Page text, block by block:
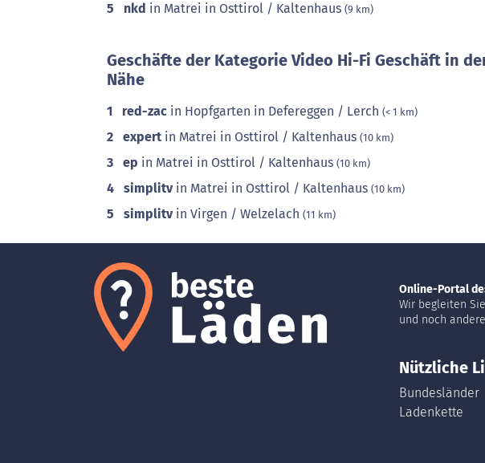
5 nkd in Matrei in Osttirol / Kaltenhaus (9 km)
Geschäfte der Kategorie Video Hi-Fi Geschäft in
Nähe
1 red-zac in Hopfgarten in Defereggen / Lerch (< 1 km)
2 expert in Matrei in Osttirol / Kaltenhaus (10 km)
3 ep in Matrei in Osttirol / Kaltenhaus (10 km)
4 simplitvin Matrei in Osttirol / Kaltenhaus (10 km)
5 simplitvin Virgen / Welzelach (11 km)
Online-Portal
Wir begleiten
und noch
Nützliche
Bundesländer
Ladenkette